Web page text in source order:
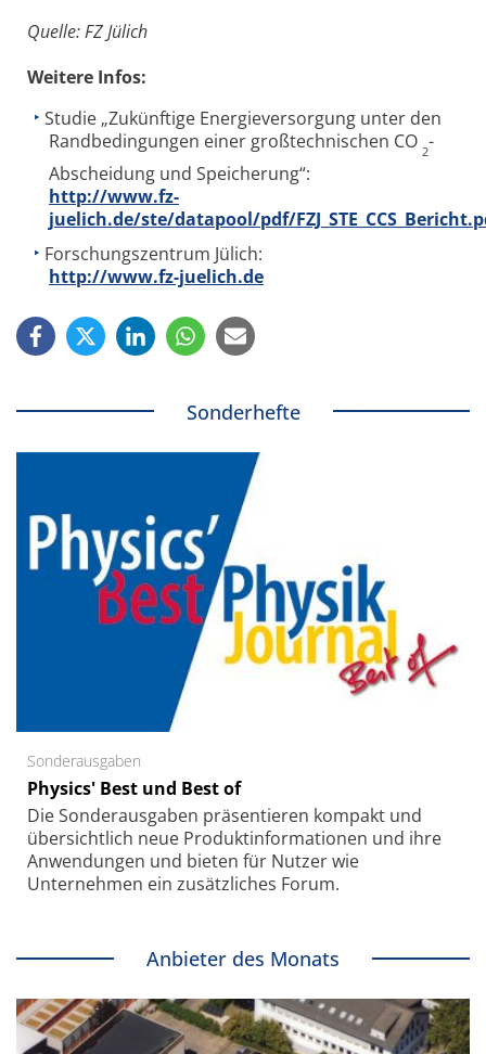
Quelle: FZ Jülich
Weitere Infos:
Studie „Zukünftige Energieversorgung unter den
Randbedingungen einer großtechnischen CO 2-
Abscheidung und Speicherung“:
http://www.fz-
juelich.de/ste/datapool/pdf/
Forschungszentrum Jülich:
http://www.fz-juelich.de
Sonderhefte
Sonderausgaben
Physics' Best und Best of
Die Sonder­ausgaben präsentieren kompakt und
übersichtlich neue Produkt­informationen und ihre
Anwendungen und bieten für Nutzer wie
Unternehmen ein zusätzliches Forum.
Anbieter des Monats